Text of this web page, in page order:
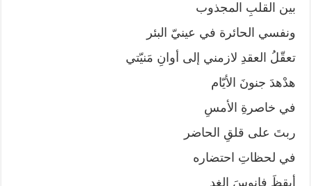
بين القلبِ المجذوب
ونفسي الحائرة في عينيّ البئر
تعقّلُ العقدِ لازمني إلى أوانِ مَنيّتي
هدْهدَ جنونَ الأيّام
في خاصرةِ الأمسِ
ربتَ على قلقِ الحاضر
في لحظاتِ احتضاره
أيقظَ فانوسَ الغد